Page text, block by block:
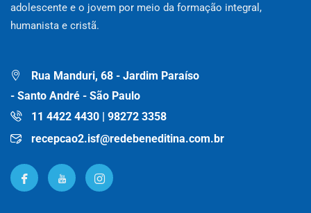
adolescente e o jovem por meio da formação integral,
humanista e cristã.
Rua Manduri, 68 - Jardim Paraíso
- Santo André - São Paulo
11 4422 4430 | 98272 3358
recepcao2.isf@redebeneditina.com.br